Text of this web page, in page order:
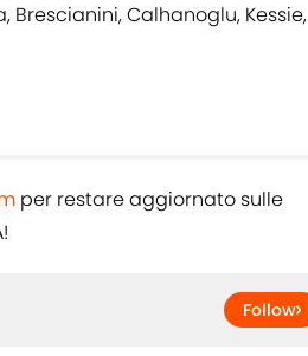
Brescianini, Calhanoglu, Kessie,
per restare aggiornato sulle
Follow